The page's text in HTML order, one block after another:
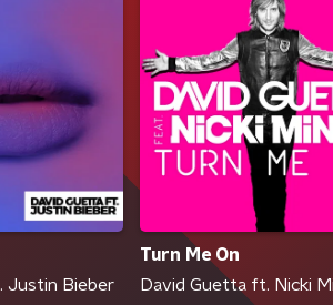
Justin Bieber
Turn Me On
David Guetta ft. Nicki